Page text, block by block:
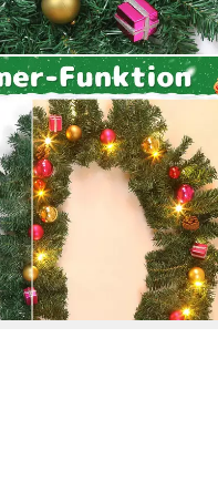
Weihnachtsgirlande mit
deko für außen & innen, 8
Timer
dir